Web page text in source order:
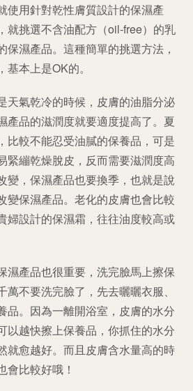
使用針對乾性膚質設計的保濕產
就挑選不含油配方（oil-free）的乳
保濕產品。這種簡單的挑選方法，
本上是OK的。
天氣乾冷的時候，皮膚的油脂分泌
產品的滋潤度就要適度提高了。夏
比較不能忍受油膩的保養品，可是
緊繃乾燥脫皮，反而需要滋潤度高
變，保濕產品也要換季，也就是說
變保濕產品。老化的皮膚也會比較
婦設計的保濕霜，往往油度較高或
濕產品也很重要，洗完臉馬上擦保
不要洗完臉了，先去曬曬衣服、
品。因為一離開浴室，皮膚的水分
以越快擦上保養品，你抓住的水分
就愈越好。而且皮膚含水量高的時
會比較好哦！